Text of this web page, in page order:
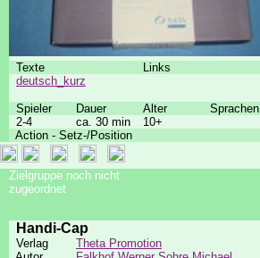
Texte Links
deutsch_kurz
Spieler
Dauer Alter Sprachen
2-4
ca. 30 min 10+
Action - Setz-/Position
Zielgruppe noch nicht
zugeordnet
Handi-Cap
Verlag
Theta Promotion